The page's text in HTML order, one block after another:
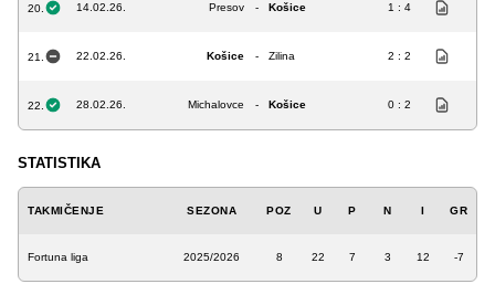
20. 14.02.26. Presov - Košice 1 : 4
21. 22.02.26. Košice - Zilina 2 : 2
22. 28.02.26. Michalovce - Košice 0 : 2
STATISTIKA
TAKMIČENJE SEZONA POZ U P N I GR
Fortuna liga 2025/2026 8 22 7 3 12 -7